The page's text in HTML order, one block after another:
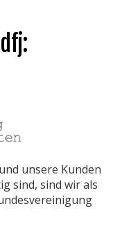
unsere Kunden
sind, sind wir als